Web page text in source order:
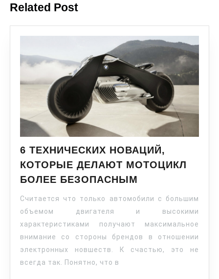
Related Post
6 ТЕХНИЧЕСКИХ НОВАЦИЙ,
КОТОРЫЕ ДЕЛАЮТ МОТОЦИКЛ
БОЛЕЕ БЕЗОПАСНЫМ
Считается что только автомобили с большим
объемом двигателя и высокими
характеристиками получают максимальное
внимание со стороны брендов в отношении
электронных новшеств. К счастью, это не
всегда так. Понятно, что в